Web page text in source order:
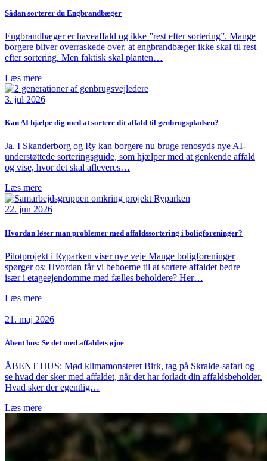
Sådan sorterer du Engbrandbæger
Engbrandbæger er haveaffald og ikke ”rest efter sortering”. Mange
borgere bliver overraskede over, at engbrandbæger ikke skal til rest
efter sortering. Men faktisk skal planten…
Læs mere
3. jul 2026
Kan AI hjælpe dig med at sortere dit affald til genbrugspladsen?
Ja. I Skanderborg og Ry kan borgere nu bruge renosyds nye AI-
understøttede sorteringsguide, som hjælper med at genkende affald
og vise, hvor det skal afleveres…
Læs mere
22. jun 2026
Hvordan løser man problemer med affaldssortering i boligforeninger?
Pilotprojekt i Ryparken viser nye veje Mange boligforeninger
spørger os: Hvordan får vi beboerne til at sortere affaldet bedre –
især i etageejendomme med fælles beholdere? Her…
Læs mere
21. maj 2026
Åbent hus: Se det med affaldets øjne
ÅBENT HUS: Mød klimamonsteret Birk, tag på Skralde-safari og
se hvad der sker med affaldet, når det har forladt din affaldsbeholder.
Hvad sker der egentlig…
Læs mere